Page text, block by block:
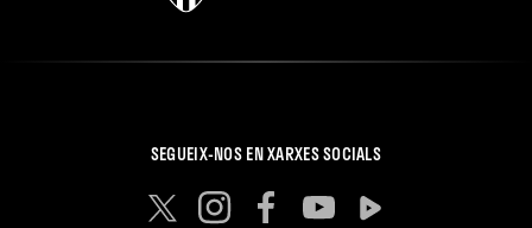
SEGUEIX-NOS EN XARXES SOCIALS